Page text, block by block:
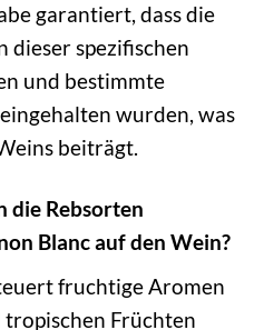
garantiert, dass die
dieser spezifischen
und bestimmte
wurden, was
beiträgt.
die Rebsorten
Blanc auf den Wein?
fruchtige Aromen
Früchten